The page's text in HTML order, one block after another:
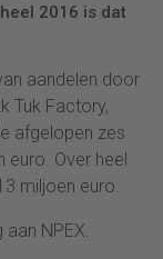
2016 is dat
aandelen door
Tuk Factory,
afgelopen zes
Over heel
miljoen euro.
NPEX.